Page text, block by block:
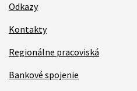
Odkazy
Kontakty
Regionálne pracoviská
Bankové spojenie